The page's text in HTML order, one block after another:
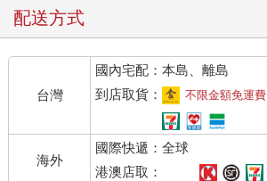
冷冷蓋覆著她─痛苦卻未到來。
幾乎毫無聲息，在她門外，
你每步三階走下樓梯
直到足踏鋪墊過的地板──
她將輕聲笑著呼喚你的名─當你
還在回應她氣若游絲的聲聲告別，
配送方式
台灣
國內宅配：本島、離島
到店取貨：
不限金額免運費
海外
國際快遞：全球
港澳店取：